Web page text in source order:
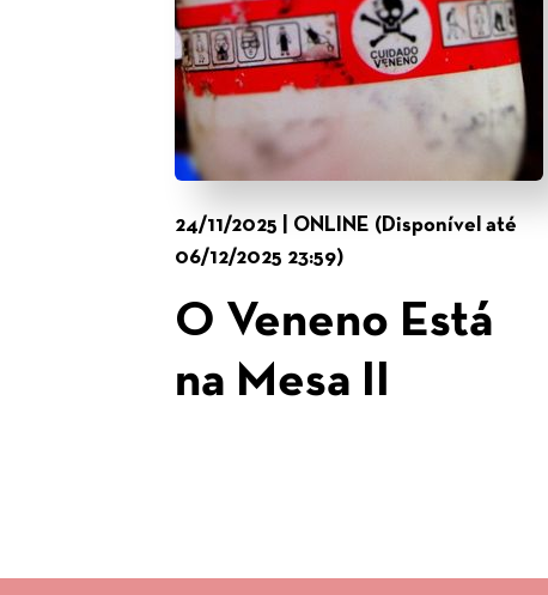
24/11/2025 | ONLINE (Disponível até
06/12/2025 23:59)
O Veneno Está
na Mesa II